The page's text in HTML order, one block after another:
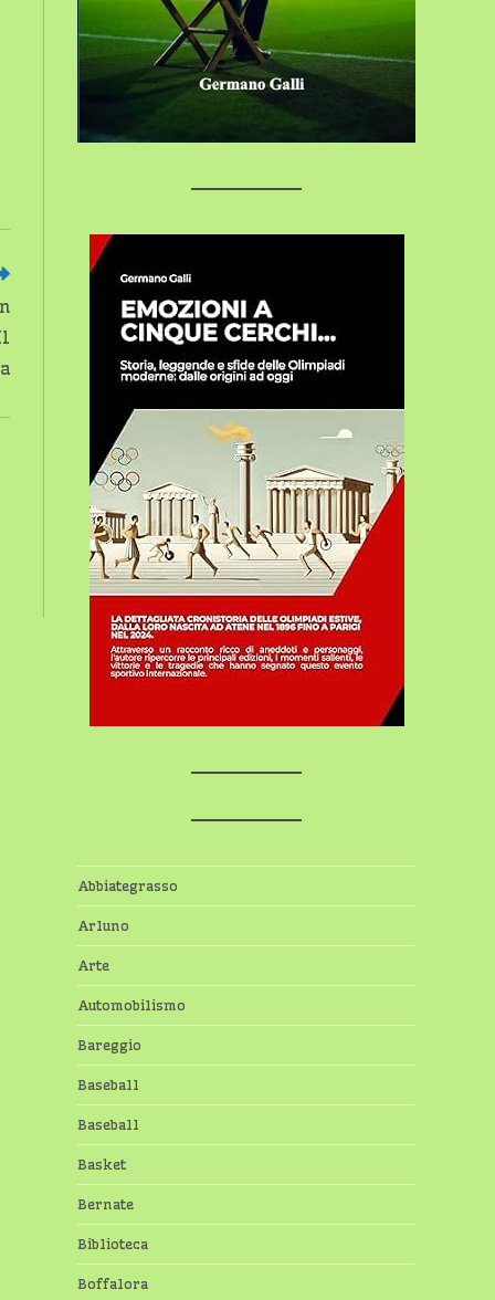
Abbiategrasso
Arluno
Arte
Automobilismo
Bareggio
Baseball
Baseball
Basket
Bernate
Biblioteca
Boffalora